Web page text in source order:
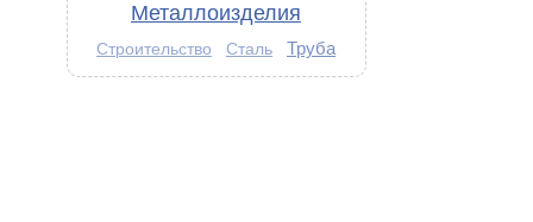
Металлоизделия
Строительство Сталь Труба